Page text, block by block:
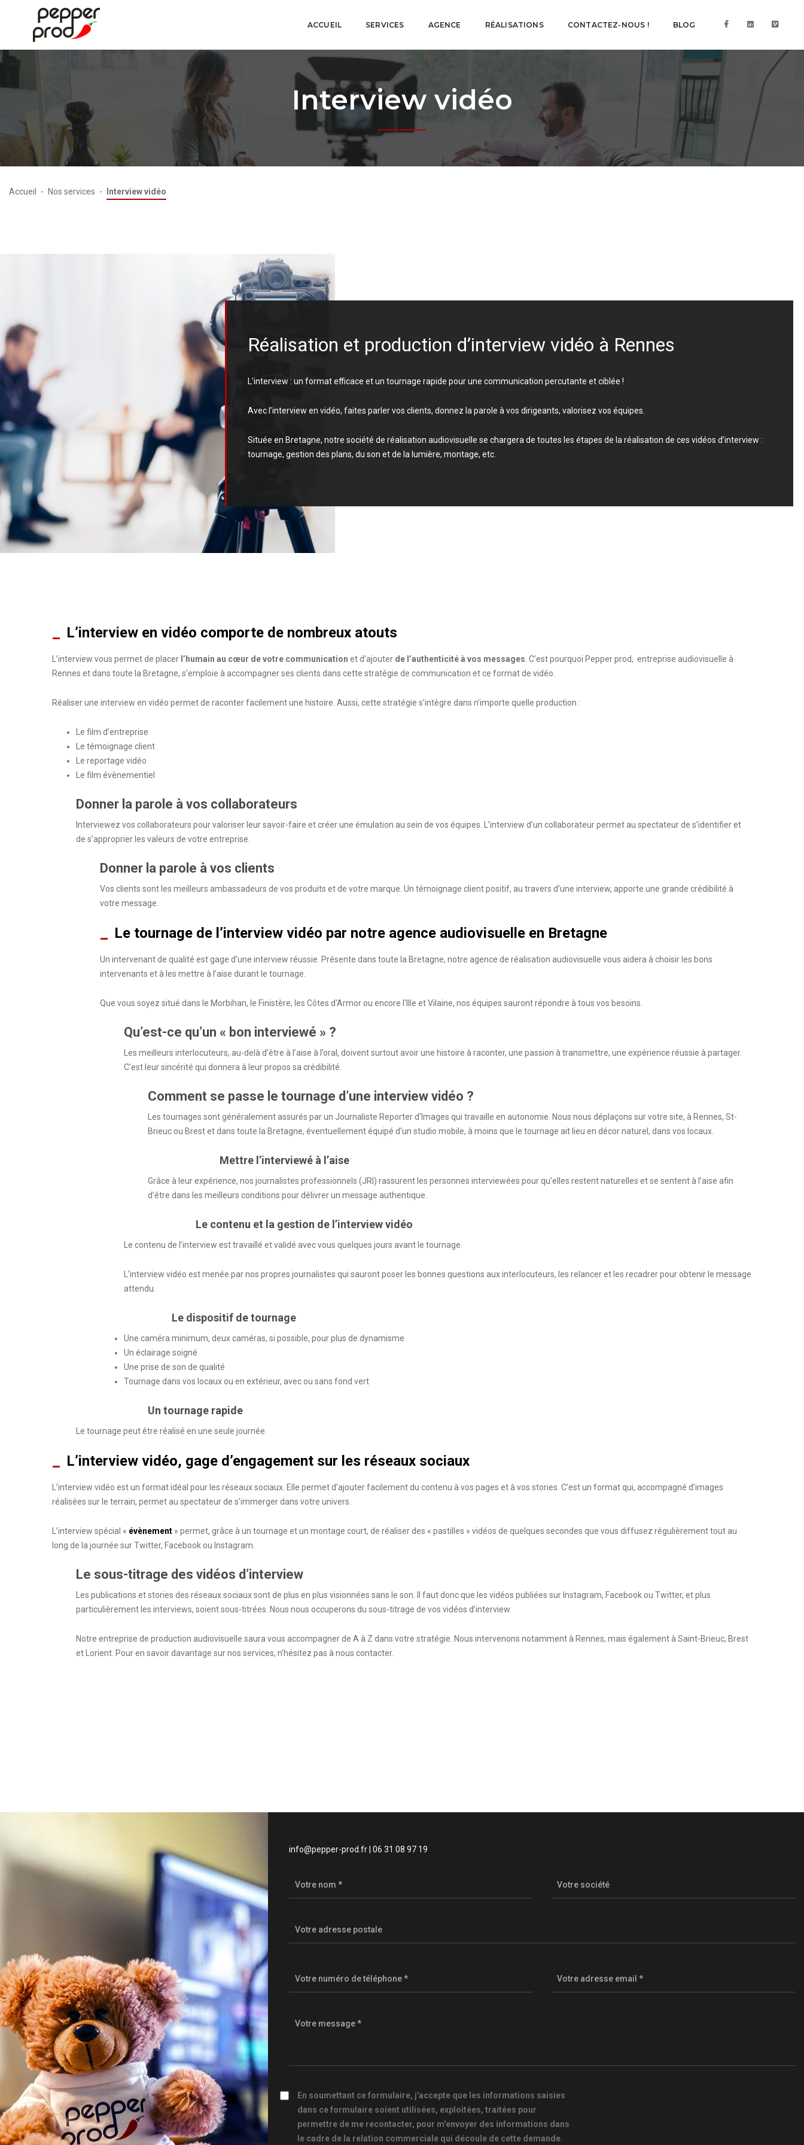
ACCUEIL SERVICES AGENCE RÉALISATIONS CONTACTEZ-NOUS ! BLOG
Interview vidéo
Accueil - Nos services - Interview vidéo
Réalisation et production d’interview vidéo à Rennes
L'interview : un format efficace et un tournage rapide pour une communication percutante et ciblée !
Avec l’interview en vidéo, faites parler vos clients, donnez la parole à vos dirigeants, valorisez vos équipes.
Située en Bretagne, notre société de réalisation audiovisuelle se chargera de toutes les étapes de la réalisation de ces vidéos d’interview :
tournage, gestion des plans, du son et de la lumière, montage, etc.
L’interview en vidéo comporte de nombreux atouts
L’interview vous permet de placer l’humain au cœur de votre communication et d’ajouter de l’authenticité à vos messages . C’est pourquoi Pepper prod, entreprise audiovisuelle à
Rennes et dans toute la Bretagne, s’emploie à accompagner ses clients dans cette stratégie de communication et ce format de vidéo.
Réaliser une interview en vidéo permet de raconter facilement une histoire. Aussi, cette stratégie s’intègre dans n’importe quelle production :
Le film d’entreprise
Le témoignage client
Le reportage vidéo
Le film évènementiel
Donner la parole à vos collaborateurs
Interviewez vos collaborateurs pour valoriser leur savoir-faire et créer une émulation au sein de vos équipes. L’interview d’un collaborateur permet au spectateur de s’identifier et
de s’approprier les valeurs de votre entreprise.
Donner la parole à vos clients
Vos clients sont les meilleurs ambassadeurs de vos produits et de votre marque. Un témoignage client positif, au travers d’une interview, apporte une grande crédibilité à
votre message.
Le tournage de l’interview vidéo par notre agence audiovisuelle en Bretagne
Un intervenant de qualité est gage d’une interview réussie. Présente dans toute la Bretagne, notre agence de réalisation audiovisuelle vous aidera à choisir les bons
intervenants et à les mettre à l’aise durant le tournage.
Que vous soyez situé dans le Morbihan, le Finistère, les Côtes d'Armor ou encore l'Ille et Vilaine, nos équipes sauront répondre à tous vos besoins.
Qu’est-ce qu’un « bon interviewé » ?
Les meilleurs interlocuteurs, au-delà d’être à l’aise à l’oral, doivent surtout avoir une histoire à raconter, une passion à transmettre, une expérience réussie à partager.
C’est leur sincérité qui donnera à leur propos sa crédibilité.
Comment se passe le tournage d’une interview vidéo ?
Les tournages sont généralement assurés par un Journaliste Reporter d’Images qui travaille en autonomie. Nous nous déplaçons sur votre site, à Rennes, St-
Brieuc ou Brest et dans toute la Bretagne, éventuellement équipé d’un studio mobile, à moins que le tournage ait lieu en décor naturel, dans vos locaux.
Mettre l’interviewé à l’aise
Grâce à leur expérience, nos journalistes professionnels (JRI) rassurent les personnes interviewées pour qu’elles restent naturelles et se sentent à l’aise afin
d’être dans les meilleurs conditions pour délivrer un message authentique.
Le contenu et la gestion de l’interview vidéo
Le contenu de l’interview est travaillé et validé avec vous quelques jours avant le tournage.
L’interview vidéo est menée par nos propres journalistes qui sauront poser les bonnes questions aux interlocuteurs, les relancer et les recadrer pour obtenir le message
attendu.
Le dispositif de tournage
Une caméra minimum, deux caméras, si possible, pour plus de dynamisme
Un éclairage soigné
Une prise de son de qualité
Tournage dans vos locaux ou en extérieur, avec ou sans fond vert
Un tournage rapide
Le tournage peut être réalisé en une seule journée.
L’interview vidéo, gage d’engagement sur les réseaux sociaux
L’interview vidéo est un format idéal pour les réseaux sociaux. Elle permet d’ajouter facilement du contenu à vos pages et à vos stories. C’est un format qui, accompagné d’images
réalisées sur le terrain, permet au spectateur de s’immerger dans votre univers.
L’interview spécial « évènement » permet, grâce à un tournage et un montage court, de réaliser des « pastilles » vidéos de quelques secondes que vous diffusez régulièrement tout au
long de la journée sur Twitter, Facebook ou Instagram.
Le sous-titrage des vidéos d’interview
Les publications et stories des réseaux sociaux sont de plus en plus visionnées sans le son. Il faut donc que les vidéos publiées sur Instagram, Facebook ou Twitter, et plus
particulièrement les interviews, soient sous-titrées. Nous nous occuperons du sous-titrage de vos vidéos d’interview.
Notre entreprise de production audiovisuelle saura vous accompagner de A à Z dans votre stratégie. Nous intervenons notamment à Rennes, mais également à Saint-Brieuc, Brest
et Lorient. Pour en savoir davantage sur nos services, n’hésitez pas à nous contacter.
info@pepper-prod.fr | 06 31 08 97 19
En soumettant ce formulaire, j'accepte que les informations saisies
dans ce formulaire soient utilisées, exploitées, traitées pour
permettre de me recontacter, pour m'envoyer des informations dans
le cadre de la relation commerciale qui découle de cette demande.